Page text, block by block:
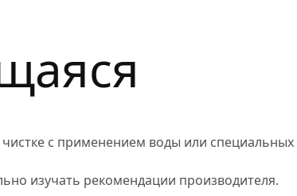
с применением воды или специальных
изучать рекомендации производителя.